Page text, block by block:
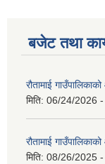
बजेट तथा
रौतामाई
मिति: 06/24/2026
रौतामाई
मिति: 08/26/2025